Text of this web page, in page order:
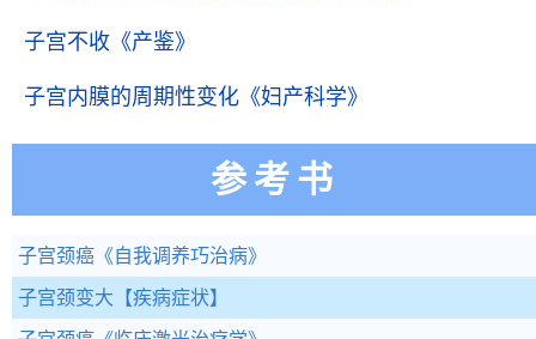
子宫不收 《产鉴》
子宫内膜的周期性变化 《妇产科学》
参考书
子宫颈癌 《自我调养巧治病》
子宫颈变大 【疾病症状】